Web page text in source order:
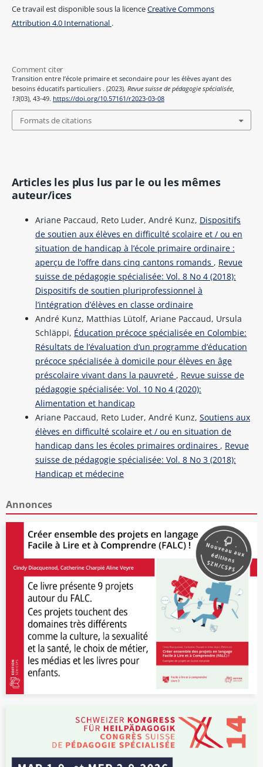
Ce travail est disponible sous la licenceCreative Commons
Attribution 4.0 International .
Comment citer
Transition entre l’école primaire et secondaire pour les élèves ayant des
besoins éducatifs particuliers . (2023). Revue suisse de pédagogie spécialisée,
13(03), 43-49. https://doi.org/10.57161/r2023-03-08
Formats de citations
Articles les plus lus par le ou les mêmes
auteur/ices
Ariane Paccaud, Reto Luder, André Kunz, Dispositifs
de soutien aux élèves en difficulté scolaire et / ou en
situation de handicap à l’école primaire ordinaire :
aperçu de l’offre dans cinq cantons romands , Revue
suisse de pédagogie spécialisée: Vol. 8 No 4 (2018):
Dispositifs de soutien pluriprofessionnel à
l’intégration d’élèves en classe ordinaire
André Kunz, Matthias Lütolf, Ariane Paccaud, Ursula
Schläppi, Éducation précoce spécialisée en Colombie:
Résultats de l’évaluation d’un programme d’éducation
précoce spécialisée à domicile pour élèves en âge
préscolaire vivant dans la pauvreté , Revue suisse de
pédagogie spécialisée: Vol. 10 No 4 (2020):
Alimentation et handicap
Ariane Paccaud, Reto Luder, André Kunz, Soutiens aux
élèves en difficulté scolaire et / ou en situation de
handicap dans les écoles primaires ordinaires , Revue
suisse de pédagogie spécialisée: Vol. 8 No 3 (2018):
Handicap et médecine
Annonces